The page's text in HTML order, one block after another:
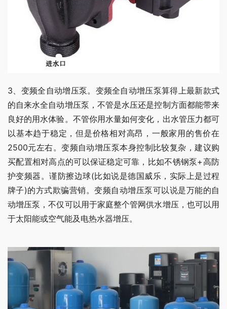
3、变频全自动增压泵。变频全自动增压泵算得上最新款式
的自来水全自动增压泵，不管是水压还是控制方面都能带来
良好的用水体验。不管你用水量如何变化，出水管压力都可
以基本趋于稳定，但是价格相对高昂，一般家用的售价在
2500元左右。变频自动增压泵本身控制比较复杂，建议购
买配置相对高点的可以保证稳定可靠，比如不锈钢泵+高防
护变频器。谨防擦边球(比如说是德国威乐，实际上是过程
牌子)的方式欺骗营销。变频自动增压泵可以说是万能的自
动增压泵，不仅可以用于家庭整个管网供水增压，也可以用
于太阳能或空气能及电热水器增压。